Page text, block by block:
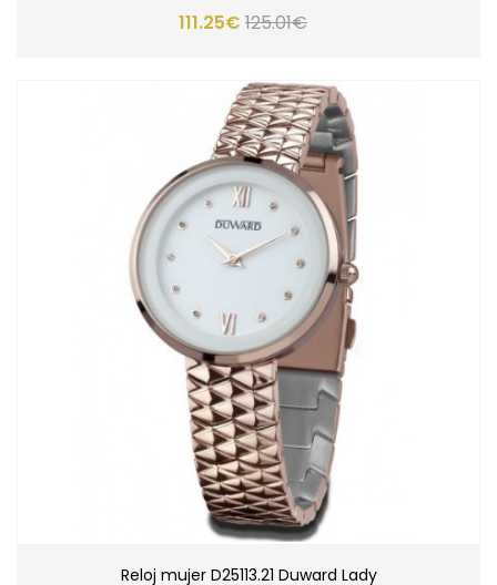
111.25€ 125.01€
Reloj mujer D25113.21 Duward Lady